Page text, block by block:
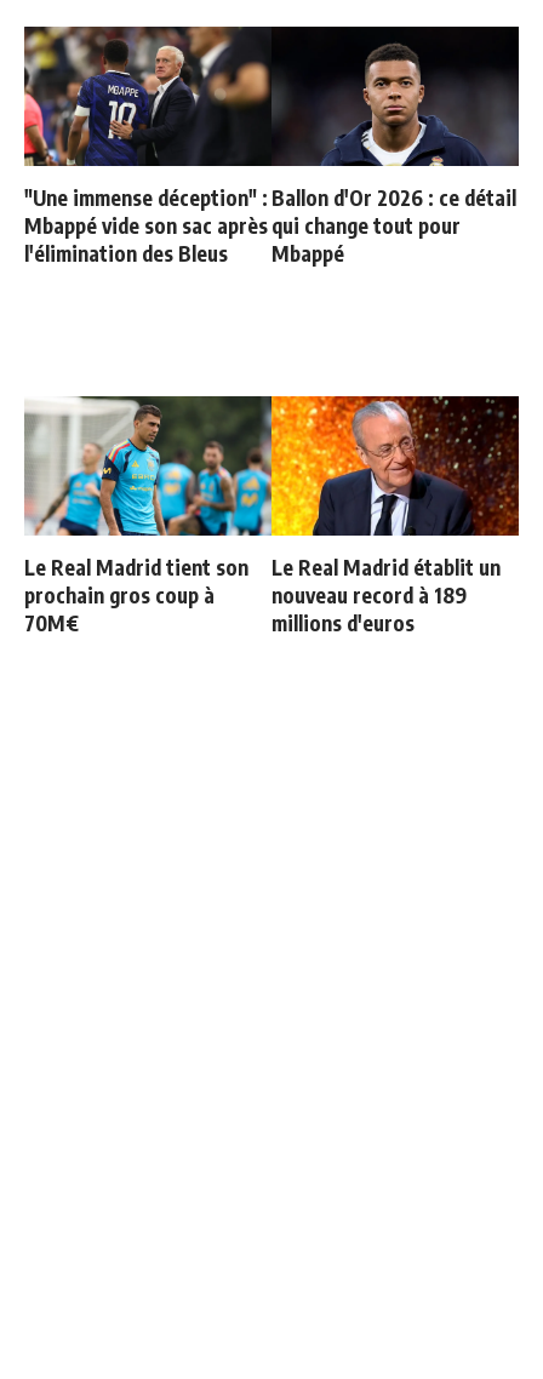
"Une immense déception" :
Mbappé vide son sac après
l'élimination des Bleus
Ballon d'Or 2026 : ce détail
qui change tout pour
Mbappé
Le Real Madrid tient son
prochain gros coup à
70M€
Le Real Madrid établit un
nouveau record à 189
millions d'euros